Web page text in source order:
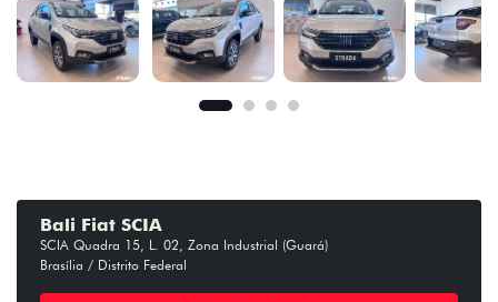
Bali Fiat SCIA
SCIA Quadra 15, L. 02, Zona Industrial (Guará)
Brasília / Distrito Federal